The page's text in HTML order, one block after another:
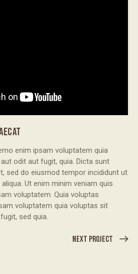
enim ipsam voluptatem quia
odit aut fugit, quia. Dicta sunt
sed do eiusmod tempor incididunt ut
Ut enim minim veniam quis
voluptatem. Quia voluptas
voluptatem quia voluptas sit
sed quia.
Next Project